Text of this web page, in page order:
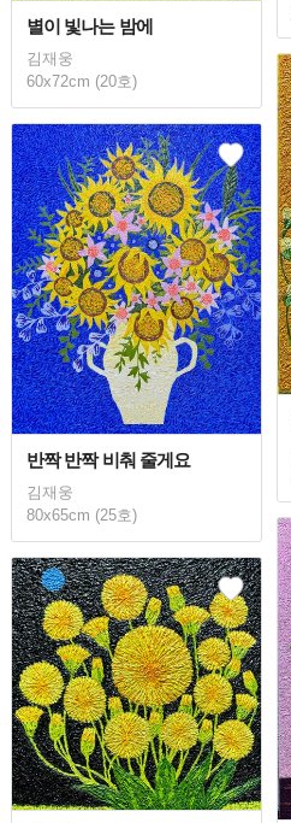
별이 빛나는 밤에
김재웅
60x72cm (20호)
반짝 반짝 비춰 줄게요
김재웅
80x65cm (25호)